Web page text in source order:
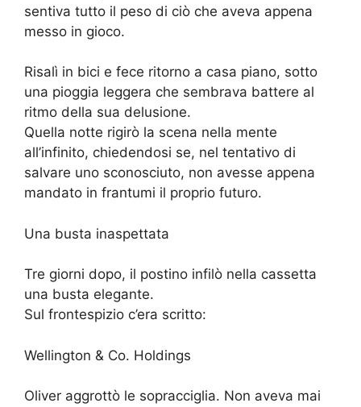
sentiva tutto il peso di ciò che aveva appena
messo in gioco.
Risalì in bici e fece ritorno a casa piano, sotto
una pioggia leggera che sembrava battere al
ritmo della sua delusione.
Quella notte rigirò la scena nella mente
all’infinito, chiedendosi se, nel tentativo di
salvare uno sconosciuto, non avesse appena
mandato in frantumi il proprio futuro.
Una busta inaspettata
Tre giorni dopo, il postino infilò nella cassetta
una busta elegante.
Sul frontespizio c’era scritto:
Wellington & Co. Holdings
Oliver aggrottò le sopracciglia. Non aveva mai